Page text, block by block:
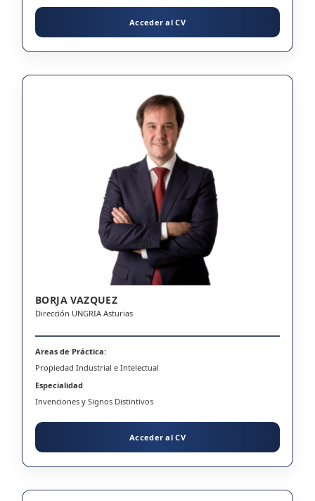
Acceder al CV
BORJA VAZQUEZ
Dirección UNGRIA Asturias
Areas de Práctica:
Propiedad Industrial e Intelectual
Especialidad
Invenciones y Signos Distintivos
Acceder al CV